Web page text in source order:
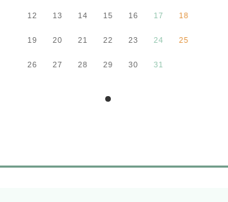
12 13 14 15 16 17 18
19 20 21 22 23 24 25
26 27 28 29 30 31